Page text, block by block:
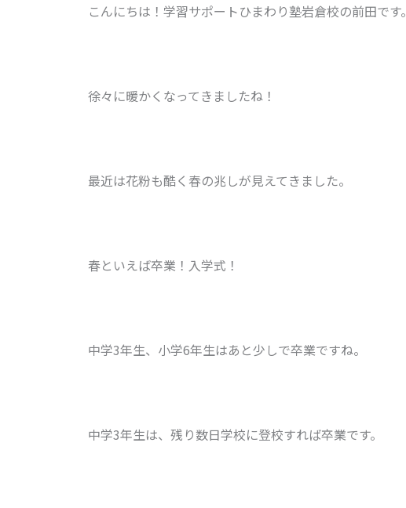
こんにちは！学習サポートひまわり塾岩倉校の前田です。
徐々に暖かくなってきましたね！
最近は花粉も酷く春の兆しが見えてきました。
春といえば卒業！入学式！
中学3年生、小学6年生はあと少しで卒業ですね。
中学3年生は、残り数日学校に登校すれば卒業です。